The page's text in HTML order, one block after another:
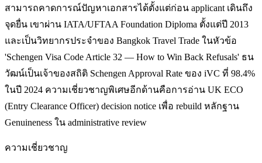
สามารถคาดการณ์ปัญหาเอกสารได้ตั้งแต่ก่อน applicant เดินถึง
จุดยื่น เขาผ่าน IATA/UFTAA Foundation Diploma ตั้งแต่ปี 2013
และเป็นวิทยากรประจำของ Bangkok Travel Trade ในหัวข้อ
'Schengen Visa Code Article 32 — How to Win Back Refusals' ธน
วัฒน์เป็นเจ้าของสถิติ Schengen Approval Rate ของ iVC ที่ 98.4%
ในปี 2024 ความเชี่ยวชาญพิเศษอีกด้านคือการอ่าน UK ECO
(Entry Clearance Officer) decision notice เพื่อ rebuild หลักฐาน
Genuineness ใน administrative review
ความเชี่ยวชาญ